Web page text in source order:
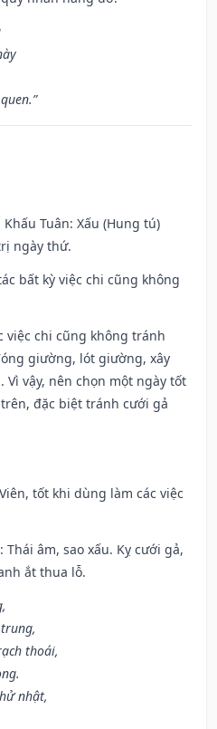
Tuân: Xấu (Hung tú)
ngày thứ.
bất kỳ việc chi cũng không
việc chi cũng không tránh
giường, lót giường, xây
vậy, nên chọn một ngày tốt
đặc biệt tránh cưới gả
tốt khi dùng làm các việc
Thái âm, sao xấu. Kỵ cưới gả,
ắt thua lỗ.
thoái,
nhật,